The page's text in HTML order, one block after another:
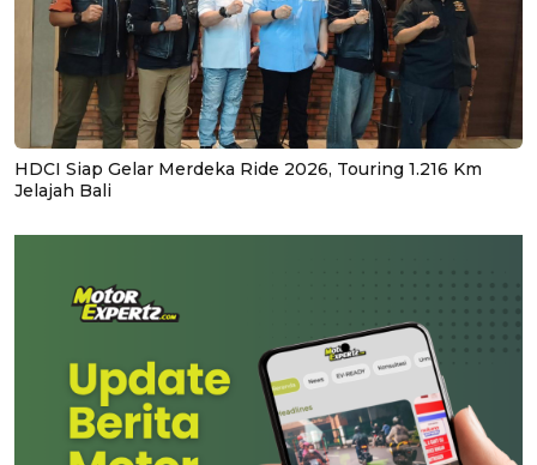
HDCI Siap Gelar Merdeka Ride 2026, Touring 1.216 Km
Jelajah Bali